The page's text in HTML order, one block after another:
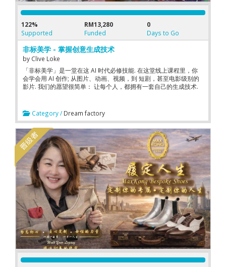
122%
Supported
RM13,280
Funded
0
Days to Go
非标美学 - 掌握创意生成技术
by Clive Loke
「非标美学」是一堂在这 AI 时代必修技能. 在这堂线上课程里，你
会学会用 AI 创作; 从图片、动画、视频，到 短剧，甚至电影级别的
影片. 我们的愿望很简单： 让每个人，都拥有一套自己的生成技术.
Category / Dream factory